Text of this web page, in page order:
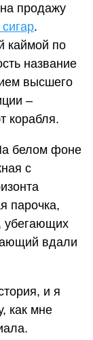
продажу
.
каймой по
название
высшего
–
корабля.
белом фоне
с
парочка,
убегающих
вдали
и я
как мне